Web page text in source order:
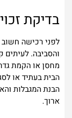
בדיקת
לפני רכישה חשוב
והסביבה. לעיתים
מחסן או הקמת
הבית בעתיד או
הבנת המגבלות
ארוך.